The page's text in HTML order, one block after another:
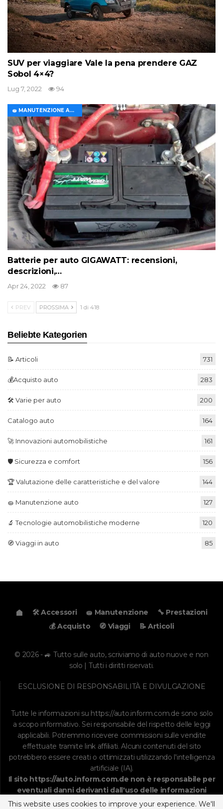
SUV per viaggiare Vale la pena prendere GAZ
Sobol 4×4?
Lug 7, 2022 94
🧽 MANUTENZIONE AUTO
Batterie per auto GIGAWATT: recensioni,
descrizioni,…
Apr 24, 2022 87
PREV PROSSIMA 1 di 418
Beliebte Kategorien
📝 Articoli 731
💰Acquisto auto 283
🛠️ Varie per auto 200
Catalogo auto 164
🚀 Innovazioni automobilistiche 161
🛡️ Sicurezza e comfort 156
🏆 Valutazione delle caratteristiche e del valore 144
🧽 Manutenzione auto 127
🔬 Tecnologie automobilistiche moderne 120
🧭 Viaggi in auto 85
🛠️ Accessori 🧽 Manutenzione
🔧 Prestazioni
💰 Acquisto
🧭 Viaggi 📝 Articoli
© 2026 - 🚙 Tutto sulle auto, scriviamo di auto nuove e non
solo | Tutti i diritti riservati.
ESCLUSIONE DI RESPONSABILITÀ E DIVULGAZIONE
Tutte le informazioni su https://auto.inform.com.de sono solo
a scopo informativo. Sei responsabile del rispetto delle leggi
applicabili. Potremmo ricevere commissioni sulle vendite
effettuate tramite link affiliati. Alcuni contenuti del sito
potrebbero essere creati o ottimizzati utilizzando l'intelligenza
artificiale (IA).
Il sito https://auto.inform.com.de non è responsabile per
eventuali danni derivanti dall'uso delle informazioni
fornite. Continuando, accetti il disclaimer, lapolitica
This website uses cookies to improve your experience. We'll